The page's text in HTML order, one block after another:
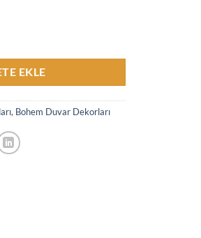
EKLE
, Bohem Duvar Dekorları